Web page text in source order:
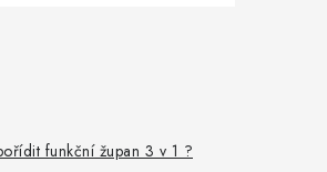
funkční župan 3 v 1 ?